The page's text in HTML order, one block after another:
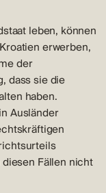
leben, können
erwerben,
der
dass sie die
haben.
Ausländer
Fällen nicht